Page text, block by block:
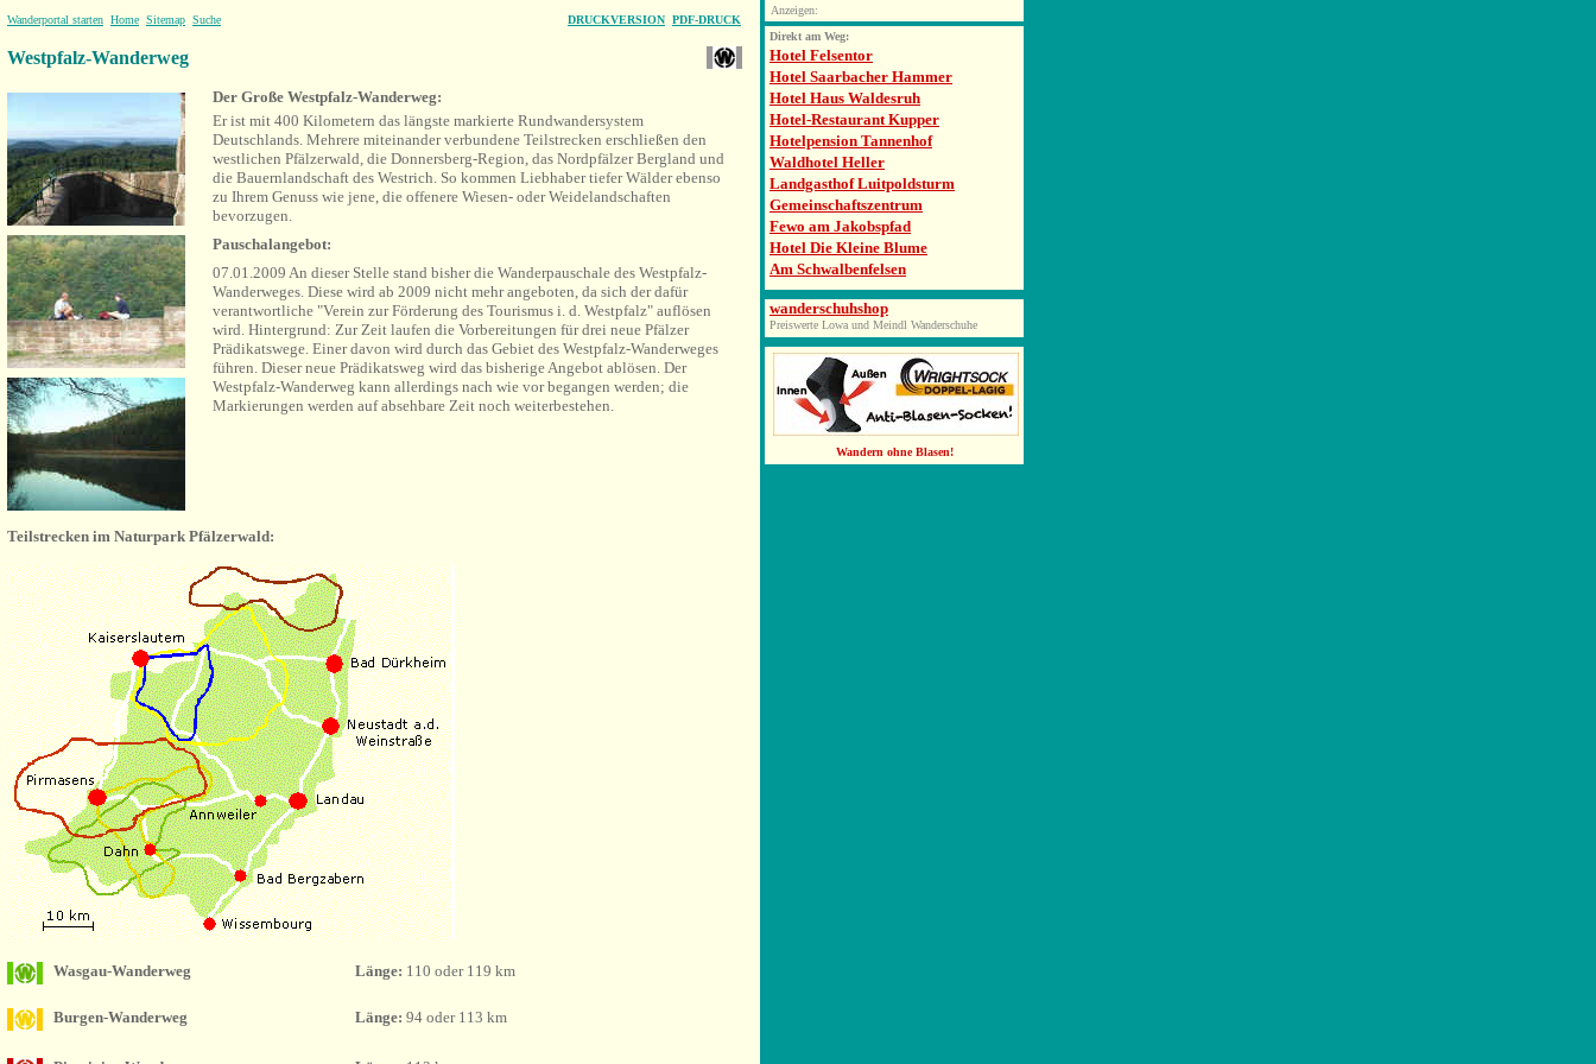
Wanderportal starten Home Sitemap Suche DRUCKVERSION PDF-DRUCK
Westpfalz-Wanderweg
Der Große Westpfalz-Wanderweg:
Er ist mit 400 Kilometern das längste markierte Rundwandersystem
Deutschlands. Mehrere miteinander verbundene Teilstrecken erschließen den
westlichen Pfälzerwald, die Donnersberg-Region, das Nordpfälzer Bergland und
die Bauernlandschaft des Westrich. So kommen Liebhaber tiefer Wälder ebenso
zu Ihrem Genuss wie jene, die offenere Wiesen- oder Weidelandschaften
bevorzugen.
Pauschalangebot:
07.01.2009 An dieser Stelle stand bisher die Wanderpauschale des Westpfalz-
Wanderweges. Diese wird ab 2009 nicht mehr angeboten, da sich der dafür
verantwortliche "Verein zur Förderung des Tourismus i. d. Westpfalz" auflösen
wird. Hintergrund: Zur Zeit laufen die Vorbereitungen für drei neue Pfälzer
Prädikatswege. Einer davon wird durch das Gebiet des Westpfalz-Wanderweges
führen. Dieser neue Prädikatsweg wird das bisherige Angebot ablösen. Der
Westpfalz-Wanderweg kann allerdings nach wie vor begangen werden; die
Markierungen werden auf absehbare Zeit noch weiterbestehen.
Teilstrecken im Naturpark Pfälzerwald:
Wasgau-Wanderweg Länge: 110 oder 119 km
Burgen-Wanderweg Länge: 94 oder 113 km
Anzeigen:
Direkt am Weg:
Hotel Felsentor
Hotel Saarbacher Hammer
Hotel Haus Waldesruh
Hotel-Restaurant Kupper
Hotelpension Tannenhof
Waldhotel Heller
Landgasthof Luitpoldsturm
Gemeinschaftszentrum
Fewo am Jakobspfad
Hotel Die Kleine Blume
Am Schwalbenfelsen
wanderschuhshop
Preiswerte Lowa und Meindl Wanderschuhe
Wandern ohne Blasen!